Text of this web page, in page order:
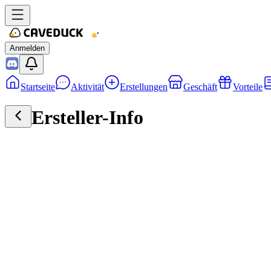
Anmelden
Startseite Aktivität Erstellungen Geschäft Vorteile
Ersteller-Info